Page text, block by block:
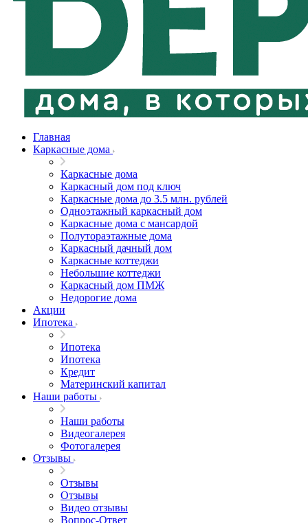
Главная
Каркасные дома
Каркасные дома
Каркасный дом под ключ
Каркасные дома до 3.5 млн. рублей
Одноэтажный каркасный дом
Каркасные дома с мансардой
Полутораэтажные дома
Каркасный дачный дом
Каркасные коттеджи
Небольшие коттеджи
Каркасный дом ПМЖ
Недорогие дома
Акции
Ипотека
Ипотека
Ипотека
Кредит
Материнский капитал
Наши работы
Наши работы
Видеогалерея
Фотогалерея
Отзывы
Отзывы
Отзывы
Видео отзывы
Вопрос-Ответ